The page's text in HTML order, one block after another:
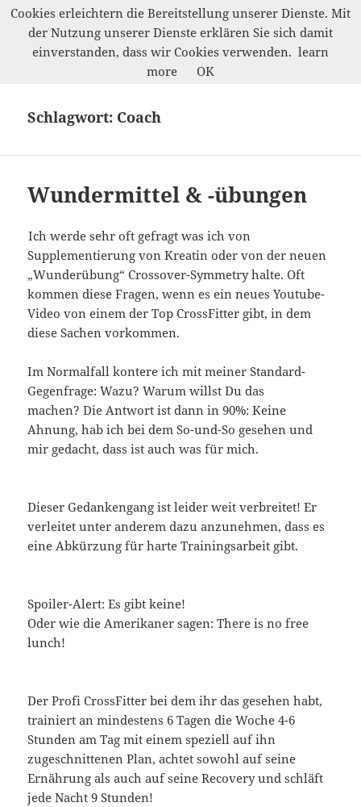
Marco Petrik
Schlagwort: Coach
Wundermittel & -übungen
Ich werde sehr oft gefragt was ich von
Supplementierung von Kreatin oder von der neuen
„Wunderübung“ Crossover-Symmetry halte. Oft
kommen diese Fragen, wenn es ein neues Youtube-
Video von einem der Top CrossFitter gibt, in dem
diese Sachen vorkommen.
Im Normalfall kontere ich mit meiner Standard-
Gegenfrage: Wazu? Warum willst Du das
machen? Die Antwort ist dann in 90%: Keine
Ahnung, hab ich bei dem So-und-So gesehen und
mir gedacht, dass ist auch was für mich.
Dieser Gedankengang ist leider weit verbreitet! Er
verleitet unter anderem dazu anzunehmen, dass es
eine Abkürzung für harte Trainingsarbeit gibt.
Spoiler-Alert: Es gibt keine!
Oder wie die Amerikaner sagen: There is no free
lunch!
Der Profi CrossFitter bei dem ihr das gesehen habt,
trainiert an mindestens 6 Tagen die Woche 4-6
Stunden am Tag mit einem speziell auf ihn
zugeschnittenen Plan, achtet sowohl auf seine
Ernährung als auch auf seine Recovery und schläft
jede Nacht 9 Stunden!
Cookies erleichtern die Bereitstellung unserer Dienste. Mit
der Nutzung unserer Dienste erklären Sie sich damit
einverstanden, dass wir Cookies verwenden. learn
more
OK